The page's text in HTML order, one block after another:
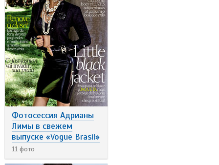
Фотосессия Адрианы
Лимы в свежем
выпуске «Vogue Brasil»
11 фото